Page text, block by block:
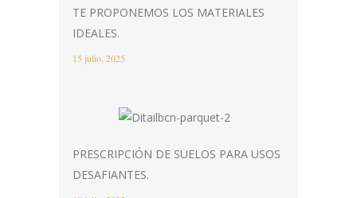
TE PROPONEMOS LOS MATERIALES
IDEALES.
15 julio, 2025
PRESCRIPCIÓN DE SUELOS PARA USOS
DESAFIANTES.